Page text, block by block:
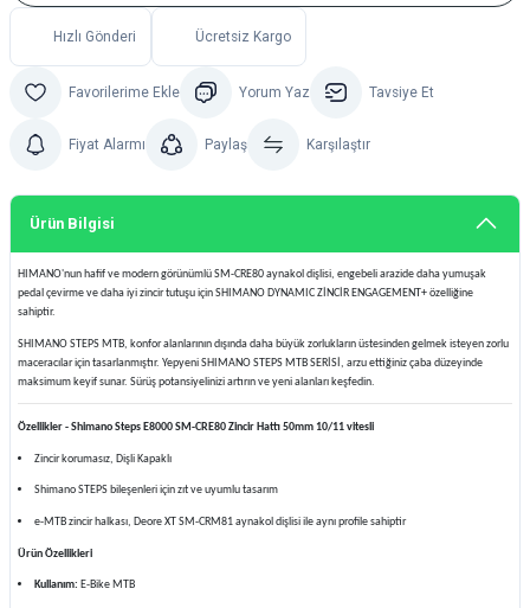
Hızlı Gönderi Ücretsiz Kargo
Yorum Yaz Tavsiye Et
Fiyat Alarmı Paylaş Karşılaştır
Ürün Bilgisi
HIMANO'nun hafif ve modern görünümlü SM-CRE80 aynakol dişlisi, engebeli arazide daha yumuşak
pedal çevirme ve daha iyi zincir tutuşu için SHIMANO DYNAMIC ZİNCİR ENGAGEMENT+ özelliğine
sahiptir.
SHIMANO STEPS MTB, konfor alanlarının dışında daha büyük zorlukların üstesinden gelmek isteyen zorlu
maceracılar için tasarlanmıştır. Yepyeni SHIMANO STEPS MTB SERİSİ, arzu ettiğiniz çaba düzeyinde
maksimum keyif sunar. Sürüş potansiyelinizi artırın ve yeni alanları keşfedin.
Özellikler - Shimano Steps E8000 SM-CRE80 Zincir Hattı 50mm 10/11 vitesli
Zincir korumasız, Dişli Kapaklı
Shimano STEPS bileşenleri için zıt ve uyumlu tasarım
e-MTB zincir halkası, Deore XT SM-CRM81 aynakol dişlisi ile aynı profile sahiptir
Ürün Özellikleri
Kullanım: E-Bike MTB